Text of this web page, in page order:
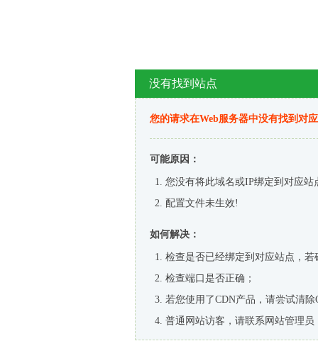
没有找到站点
您的请求在Web服务器中没有找到对
可能原因：
您没有将此域名或IP绑定到对应站
配置文件未生效!
如何解决：
检查是否已经绑定到对应站点，
检查端口是否正确；
若您使用了CDN产品，请尝试清除
普通网站访客，请联系网站管理员